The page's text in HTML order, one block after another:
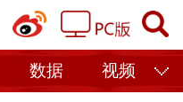
数据 视频